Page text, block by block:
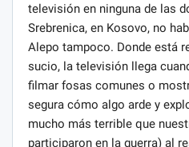
televisión en ninguna de las
Srebrenica, en Kosovo, no
Alepo tampoco. Donde está
sucio, la televisión llega
filmar fosas comunes o
segura cómo algo arde y
mucho más terrible que
participaron en la guerra) al